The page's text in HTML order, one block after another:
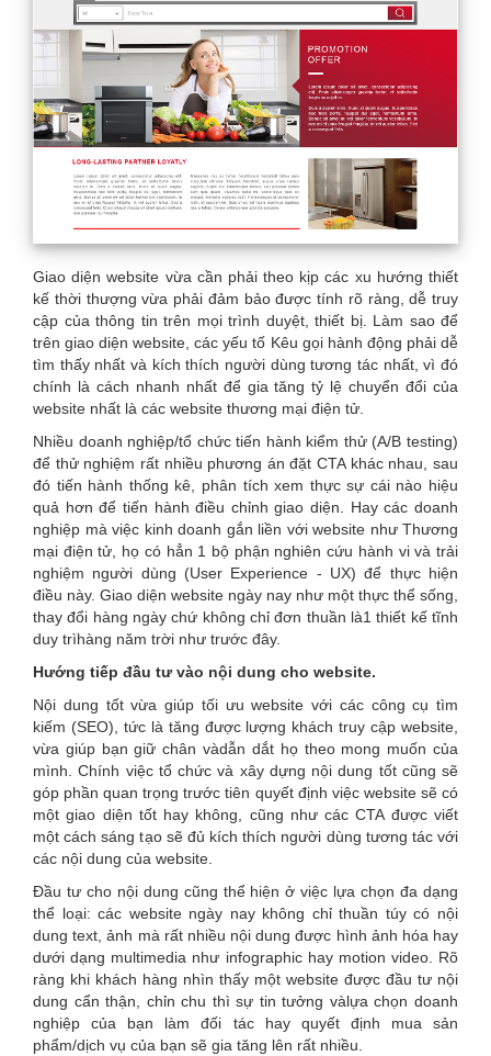
Giao diện website vừa cần phải theo kịp các xu hướng thiết
kế thời thượng vừa phải đảm bảo được tính rõ ràng, dễ truy
cập của thông tin trên mọi trình duyệt, thiết bị. Làm sao để
trên giao diện website, các yếu tố Kêu gọi hành động phải dễ
tìm thấy nhất và kích thích người dùng tương tác nhất, vì đó
chính là cách nhanh nhất để gia tăng tỷ lệ chuyển đổi của
website nhất là các website thương mại điện tử.
Nhiều doanh nghiệp/tổ chức tiến hành kiểm thử (A/B testing)
để thử nghiệm rất nhiều phương án đặt CTA khác nhau, sau
đó tiến hành thống kê, phân tích xem thực sự cái nào hiệu
quả hơn để tiến hành điều chỉnh giao diện. Hay các doanh
nghiệp mà việc kinh doanh gắn liền với website như Thương
mại điện tử, họ có hẳn 1 bộ phận nghiên cứu hành vi và trải
nghiệm người dùng (User Experience - UX) để thực hiện
điều này. Giao diện website ngày nay như một thực thể sống,
thay đổi hàng ngày chứ không chỉ đơn thuần là1 thiết kế tĩnh
duy trìhàng năm trời như trước đây.
Hướng tiếp đầu tư vào nội dung cho website.
Nội dung tốt vừa giúp tối ưu website với các công cụ tìm
kiếm (SEO), tức là tăng được lượng khách truy cập website,
vừa giúp bạn giữ chân vàdẫn dắt họ theo mong muốn của
mình. Chính việc tổ chức và xây dựng nội dung tốt cũng sẽ
góp phần quan trọng trước tiên quyết định việc website sẽ có
một giao diện tốt hay không, cũng như các CTA được viết
một cách sáng tạo sẽ đủ kích thích người dùng tương tác với
các nội dung của website.
Đầu tư cho nội dung cũng thể hiện ở việc lựa chọn đa dạng
thể loại: các website ngày nay không chỉ thuần túy có nội
dung text, ảnh mà rất nhiều nội dung được hình ảnh hóa hay
dưới dạng multimedia như infographic hay motion video. Rõ
ràng khi khách hàng nhìn thấy một website được đầu tư nội
dung cẩn thận, chỉn chu thì sự tin tưởng vàlựa chọn doanh
nghiệp của bạn làm đối tác hay quyết định mua sản
phẩm/dịch vụ của bạn sẽ gia tăng lên rất nhiều.